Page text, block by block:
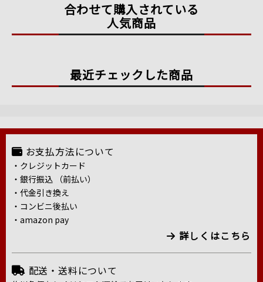
合わせて購入されている
人気商品
最近チェックした商品
お支払方法について
・クレジットカード
・銀行振込 （前払い）
・代金引き換え
・コンビニ後払い
・amazon pay
詳しくはこちら
配送・送料について